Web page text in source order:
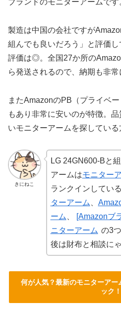
ブランドのモニターアームです
製造は中国の会社ですが
組んでも良いだろう」と評価し
評価は◎。全国27か所の
ら発送されるので、納期も非常
またAmazonのPB（プライベ
もあり非常に安いのが特徴。
いモニターアームを探している
きにねこ
LG 24GN600-Bと
アームはモニター
ランクインしている
ターアーム
ーム
[Amazonブ
ニターアーム の3
後は財布と相談にゃ
何が人気？最新のモニターアー
ック！